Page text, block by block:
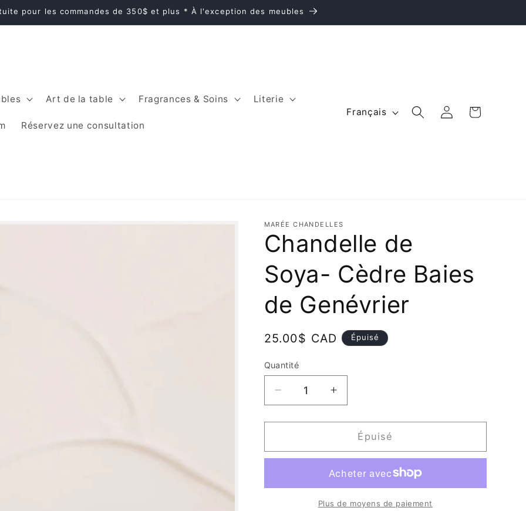
pour les commandes de 350$ et plus * À l'exception des meubles
Art de la table Fragrances & Soins Literie
Réservez une consultation
Français ConnexionPanier
MARÉE CHANDELLES
Chandelle de
Soya- Cèdre Baies
de Genévrier
Prix
25.00$ CAD Épuisé
Quantité
Quantité
Réduire
la
quantité
Chandelle
Cèdre
Augmenter
la
quantité
Chandelle
Soya-
Cèdre
Baies
Épuisé
Plus de moyens de paiement